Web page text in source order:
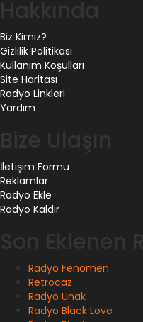
Biz Kimiz?
Gizlilik Politikası
Kullanım Koşulları
Site Haritası
Radyo Linkleri
Yardım
İletişim Formu
Reklamlar
Radyo Ekle
Radyo Kaldır
Radyo Fenomen
Retrocaz
Radyo Ünak
Radyo Black Love